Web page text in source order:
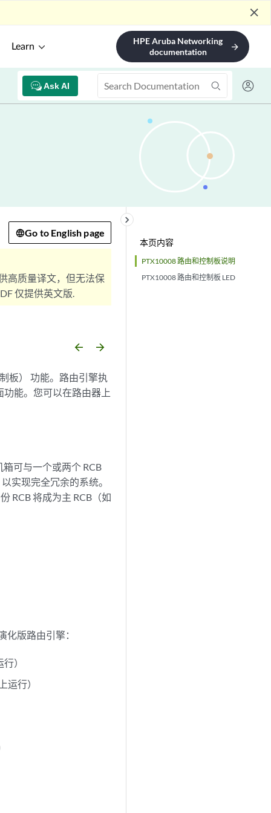
close
Learn
HPE Aruba Networking
documentation
arrow_forward
Ask AI
本页内容
PTX10008 路由和控制板说明
PTX10008 路由和控制板 LED
keyboard_arrow_right
Go to English page
高质量译文，但无法保
仅提供英文版.
arrow_backward arrow_forward
板） 功能。路由引擎执
能。您可以在路由器上
箱可与一个或两个 RCB
实现完全冗余的系统。
RCB 将成为主 RCB（如
化版路由引擎：
）
运行）